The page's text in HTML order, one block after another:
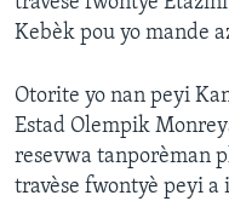
Kebèk pou yo mande
Otorite yo nan peyi
Estad Olempik
resevwa tanporèman
travèse fwontyè peyi a